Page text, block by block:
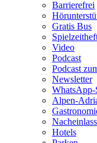
Barrierefrei
Gratis Bus
Video
Podcast
Podcast
Newsletter
WhatsApp-
Alpen-
Nacheinlass
Hotels